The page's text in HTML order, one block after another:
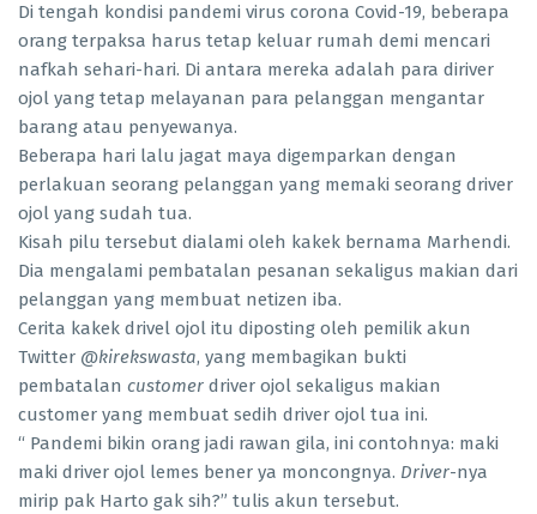
Di tengah kondisi pandemi virus corona Covid-19, beberapa
orang terpaksa harus tetap keluar rumah demi mencari
nafkah sehari-hari. Di antara mereka adalah para diriver
ojol yang tetap melayanan para pelanggan mengantar
barang atau penyewanya.
Beberapa hari lalu jagat maya digemparkan dengan
perlakuan seorang pelanggan yang memaki seorang driver
ojol yang sudah tua.
Kisah pilu tersebut dialami oleh kakek bernama Marhendi.
Dia mengalami pembatalan pesanan sekaligus makian dari
pelanggan yang membuat netizen iba.
Cerita kakek drivel ojol itu diposting oleh pemilik akun
Twitter @kirekswasta, yang membagikan bukti
pembatalan customer driver ojol sekaligus makian
customer yang membuat sedih driver ojol tua ini.
“ Pandemi bikin orang jadi rawan gila, ini contohnya: maki
maki driver ojol lemes bener ya moncongnya. Driver-nya
mirip pak Harto gak sih?” tulis akun tersebut.